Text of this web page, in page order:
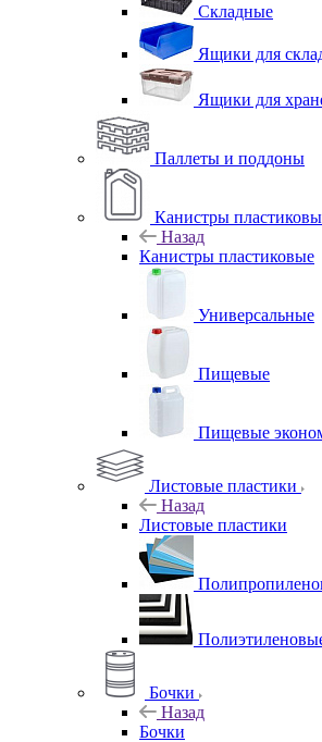
Складные
Ящики для
Ящики для
Паллеты и поддоны
Канистры
Назад
Канистры пластиковые
Универсальные
Пищевые
Пищевые
Листовые пластики
Назад
Листовые пластики
Бочки
Назад
Бочки